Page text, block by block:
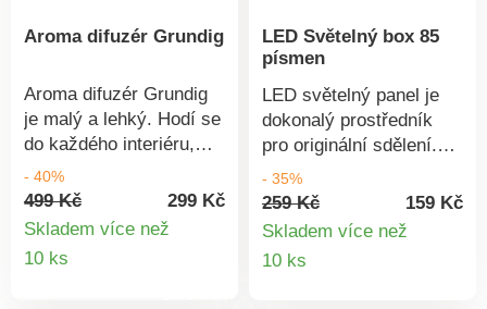
Aroma difuzér Grundig
Aroma difuzér Grundig
je malý a lehký. Hodí se
do každého interiéru,
který po přidání
esenciálního oleje
provoní a dokáže zvlhčit
velmi tiše a po
- 40%
499 Kč
299 Kč
Skladem více než
10 ks
LED Světelný box 85
písmen
LED světelný panel je
dokonalý prostředník
pro originální sdělení.
Stačí ho složit z
přiložených písmen a
zasunout do drážek.
nápis skvěle vynikne.
- 35%
259 Kč
159 Kč
Skladem více než
10 ks